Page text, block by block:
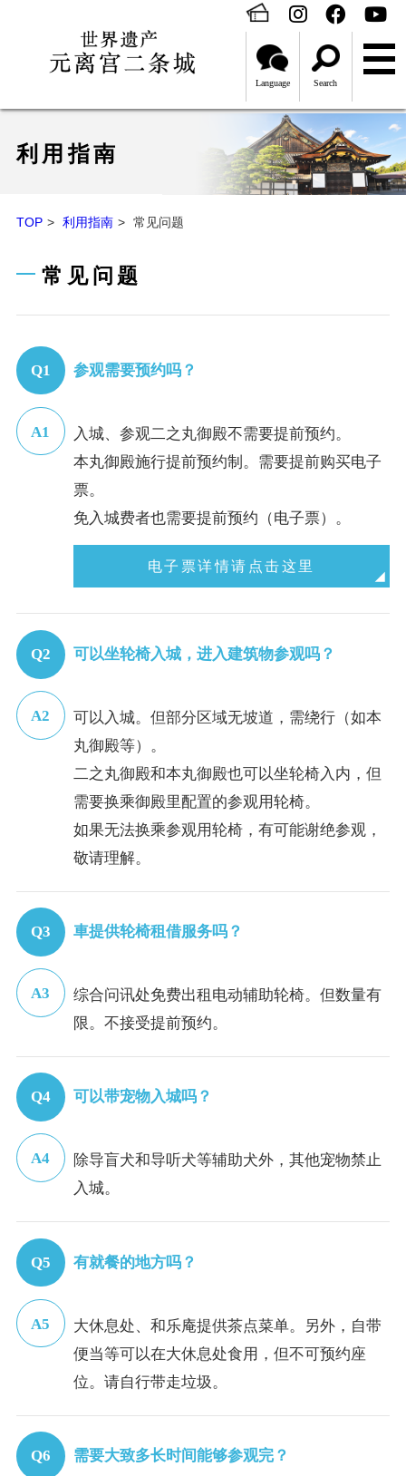
Language Search
利用指南
TOP 利用指南 常见问题
常见问题
参观需要预约吗？
入城、参观二之丸御殿不需要提前预约。
本丸御殿施行提前预约制。需要提前购买电子
票。
免入城费者也需要提前预约（电子票）。
电子票详情请点击这里
可以坐轮椅入城，进入建筑物参观吗？
可以入城。但部分区域无坡道，需绕行（如本
丸御殿等）。
二之丸御殿和本丸御殿也可以坐轮椅入内，但
需要换乘御殿里配置的参观用轮椅。
如果无法换乘参观用轮椅，有可能谢绝参观，
敬请理解。
車提供轮椅租借服务吗？
综合问讯处免费出租电动辅助轮椅。但数量有
限。不接受提前预约。
可以带宠物入城吗？
除导盲犬和导听犬等辅助犬外，其他宠物禁止
入城。
有就餐的地方吗？
大休息处、和乐庵提供茶点菜单。另外，自带
便当等可以在大休息处食用，但不可预约座
位。请自行带走垃圾。
需要大致多长时间能够参观完？